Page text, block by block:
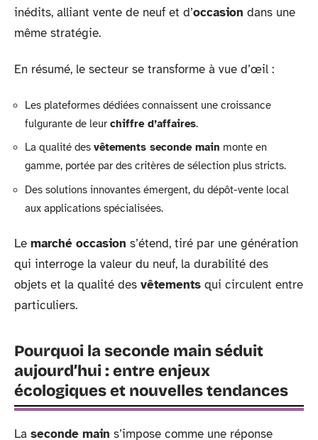
inédits, alliant vente de neuf et d’occasion dans une
même stratégie.
En résumé, le secteur se transforme à vue d’œil :
Les plateformes dédiées connaissent une croissance
fulgurante de leur chiffre d’affaires.
La qualité des vêtements seconde main monte en
gamme, portée par des critères de sélection plus stricts.
Des solutions innovantes émergent, du dépôt-vente local
aux applications spécialisées.
Le marché occasion s’étend, tiré par une génération
qui interroge la valeur du neuf, la durabilité des
objets et la qualité des vêtements qui circulent entre
particuliers.
Pourquoi la seconde main séduit
aujourd’hui : entre enjeux
écologiques et nouvelles tendances
La seconde main s’impose comme une réponse